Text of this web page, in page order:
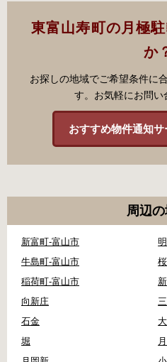
東富山寿町の月極
か
お探しの地域でご希望条件に
す。お気軽にお問い
おすすめ物件通知
周辺
新富町-富山市
牛島町-富山市
稲荷町-富山市
向新庄
石金
堀